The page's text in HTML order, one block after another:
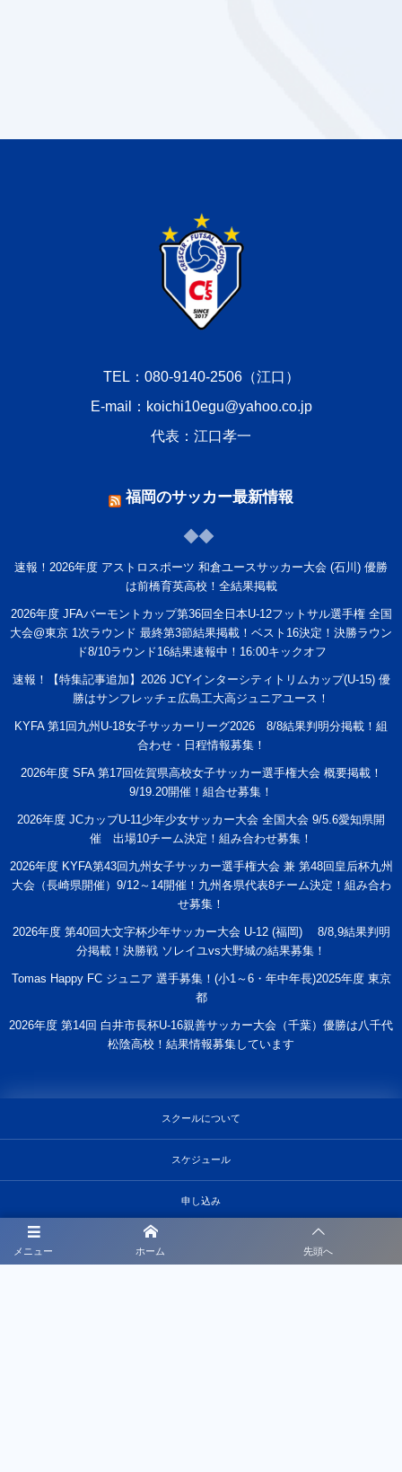
メニュー ホーム 先頭へ
TEL：080-9140-2506（江口）
E-mail：koichi10egu@yahoo.co.jp
代表：江口孝一
福岡のサッカー最新情報
速報！2026年度 アストロスポーツ 和倉ユースサッカー大会 (石川) 優勝
は前橋育英高校！全結果掲載
2026年度 JFAバーモントカップ第36回全日本U-12フットサル選手権 全国
大会@東京 1次ラウンド 最終第3節結果掲載！ベスト16決定！決勝ラウン
ド8/10ラウンド16結果速報中！16:00キックオフ
速報！【特集記事追加】2026 JCYインターシティトリムカップ(U-15) 優
勝はサンフレッチェ広島工大高ジュニアユース！
KYFA 第1回九州U-18女子サッカーリーグ2026 8/8結果判明分掲載！組
合わせ・日程情報募集！
2026年度 SFA 第17回佐賀県高校女子サッカー選手権大会 概要掲載！
9/19.20開催！組合せ募集！
2026年度 JCカップU-11少年少女サッカー大会 全国大会 9/5.6愛知県開
催 出場10チーム決定！組み合わせ募集！
2026年度 KYFA第43回九州女子サッカー選手権大会 兼 第48回皇后杯九州
大会（長崎県開催）9/12～14開催！九州各県代表8チーム決定！組み合わ
せ募集！
2026年度 第40回大文字杯少年サッカー大会 U-12 (福岡) 8/8,9結果判明
分掲載！決勝戦 ソレイユvs大野城の結果募集！
Tomas Happy FC ジュニア 選手募集！(小1～6・年中年長)2025年度 東京
都
2026年度 第14回 白井市長杯U-16親善サッカー大会（千葉）優勝は八千代
松陰高校！結果情報募集しています
スクールについて
スケジュール
申し込み